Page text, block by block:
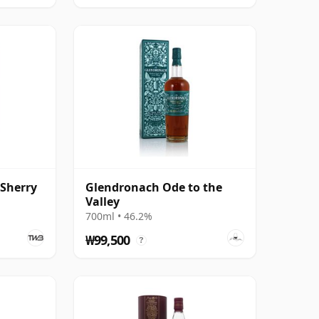
Glendronach Ode to the
Valley
700ml • 46.2%
₩99,500 ?